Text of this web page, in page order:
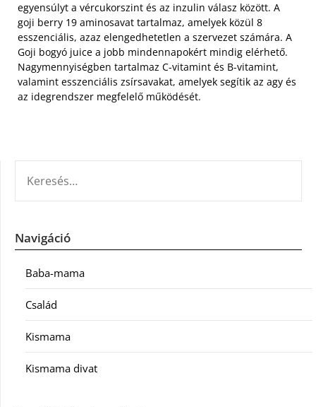
egyensúlyt a vércukorszint és az inzulin válasz között. A
goji berry 19 aminosavat tartalmaz, amelyek közül 8
esszenciális, azaz elengedhetetlen a szervezet számára. A
Goji bogyó juice a jobb mindennapokért mindig elérhető.
Nagymennyiségben tartalmaz C-vitamint és B-vitamint,
valamint esszenciális zsírsavakat, amelyek segítik az agy és
az idegrendszer megfelelő működését.
Navigáció
Baba-mama
Család
Kismama
Kismama divat